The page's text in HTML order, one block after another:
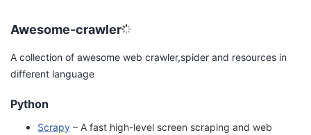
客
论
的
我
我
的
技
我
的
Awesome-crawler
A collection of awesome web crawler,spider and resources in
different language
Python
Scrapy – A fast high-level screen scraping and web